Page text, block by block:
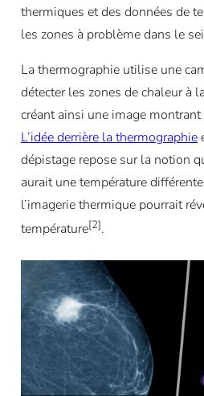
thermiques et des données de
les zones à problème dans le
La thermographie utilise une
détecter les zones de chaleur à
créant ainsi une image montrant
L’idée derrière la thermographie
dépistage repose sur la notion
aurait une température
l’imagerie thermique pourrait
température[2].